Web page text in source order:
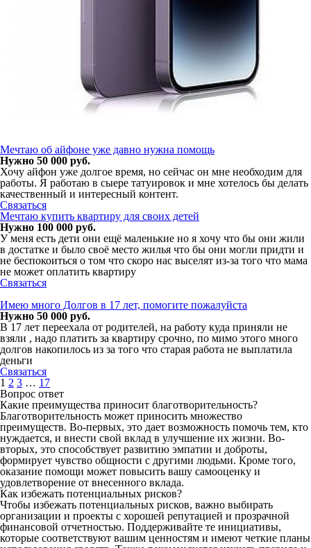
Мечтаю об айфоне уже давно нужна помощь
Нужно 50 000 руб.
Хочу айфон уже долгое время, но сейчас он мне необходим для
работы. Я работаю в сыере татуировок и мне хотелось бы делать
качественный и интересный контент.
Связаться
Мечтаю купить квартиру для своих детей
Нужно 100 000 руб.
У меня есть дети они ещё маленькие но я хочу что бы они жили
в достатке и было своё место жилья что бы они могли придти и
не беспокоиться о том что скоро нас выселят из-за того что мама
не может оплатить квартиру
Связаться
Имею много Долгов в 17 лет, помогите пожалуйста
Нужно 50 000 руб.
В 17 лет переехала от родителей, на работу куда приняли не
взяли , надо платить за квартиру срочно, по мимо этого много
долгов накопилось из за того что старая работа не выплатила
деньги
Связаться
1 2 3 … 17
Вопрос ответ
Какие преимущества приносит благотворительность?
Благотворительность может приносить множество
преимуществ. Во-первых, это дает возможность помочь тем, кто
нуждается, и внести свой вклад в улучшение их жизни. Во-
вторых, это способствует развитию эмпатии и доброты,
формирует чувство общности с другими людьми. Кроме того,
оказание помощи может повысить вашу самооценку и
удовлетворение от внесенного вклада.
Как избежать потенциальных рисков?
Чтобы избежать потенциальных рисков, важно выбирать
организации и проекты с хорошей репутацией и прозрачной
финансовой отчетностью. Поддерживайте те инициативы,
которые соответствуют вашим ценностям и имеют четкие планы